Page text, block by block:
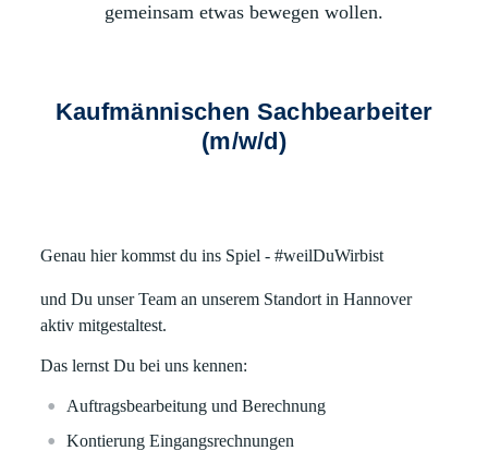
gemeinsam etwas bewegen wollen.
Kaufmännischen Sachbearbeiter
(m/w/d)
Genau hier kommst du ins Spiel - #weilDuWirbist
und Du unser Team an unserem Standort in Hannover
aktiv mitgestaltest.
Das lernst Du bei uns kennen:
Auftragsbearbeitung und Berechnung
Kontierung Eingangsrechnungen